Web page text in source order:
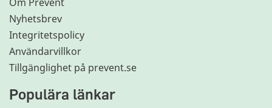
Nyhetsbrev
Integritetspolicy
Användarvillkor
Tillgänglighet på prevent.se
Populära länkar